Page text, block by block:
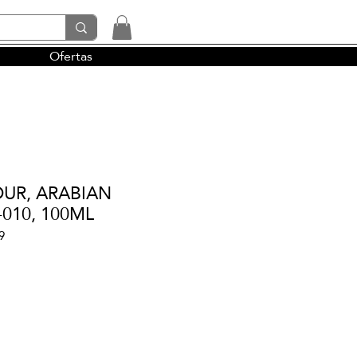
y la perfumería árabe
Ofertas
ARABIAN
100ML